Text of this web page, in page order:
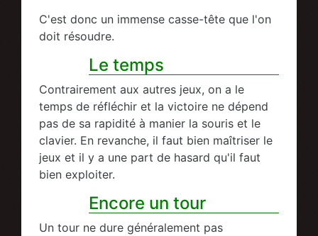
C'est donc un immense casse-tête que l'on
doit résoudre.
Le temps
Contrairement aux autres jeux, on a le
temps de réfléchir et la victoire ne dépend
pas de sa rapidité à manier la souris et le
clavier. En revanche, il faut bien maîtriser le
jeux et il y a une part de hasard qu'il faut
bien exploiter.
Encore un tour
Un tour ne dure généralement pas